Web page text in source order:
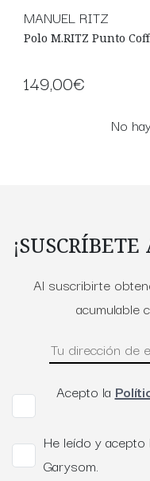
MANUEL RITZ
Polo M.RITZ Punto
149,00€
No
Al suscribirte
acumulable
Acepto la
He leído y acepto
Garysom.